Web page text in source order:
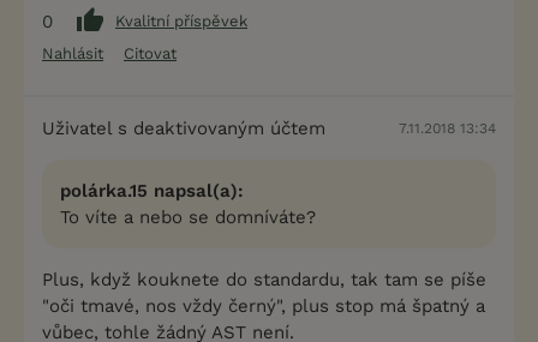
0
Kvalitní příspěvek
Nahlásit
Citovat
Uživatel s deaktivovaným účtem 7.11.2018 13:34
polárka.15 napsal(a):
To víte a nebo se domníváte?
Plus, když kouknete do standardu, tak tam se píše
"oči tmavé, nos vždy černý", plus stop má špatný a
vůbec, tohle žádný AST není.